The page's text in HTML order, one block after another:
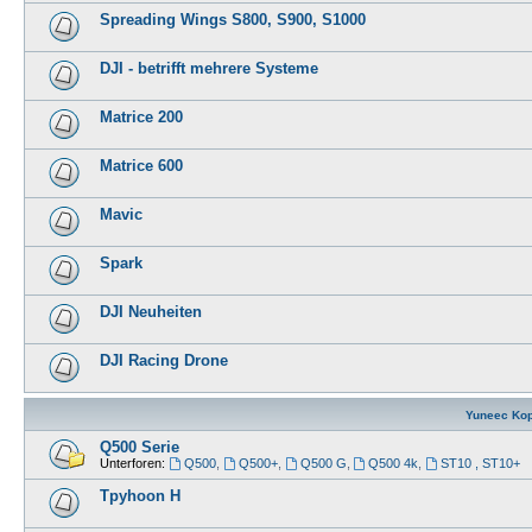
Spreading Wings S800, S900, S1000
DJI - betrifft mehrere Systeme
Matrice 200
Matrice 600
Mavic
Spark
DJI Neuheiten
DJI Racing Drone
Yuneec
Q500 Serie
Unterforen: Q500, Q500+, Q500 G Q500 4k ST10 , ST10+
Tpyhoon H